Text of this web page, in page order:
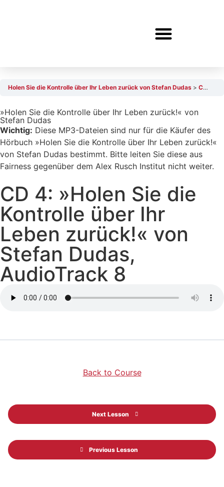
Holen Sie die Kontrolle über Ihr Leben zurück von Stefan Dudas CD 4: »Holen Sie die Kontrolle über Ihr Leben zurück!« von Stefan Dudas, AudioTrack 8
»Holen Sie die Kontrolle über Ihr Leben zurück!« von
Stefan Dudas
Wichtig: Diese MP3-Dateien sind nur für die Käufer des
Hörbuch »Holen Sie die Kontrolle über Ihr Leben zurück!«
von Stefan Dudas bestimmt. Bitte leiten Sie diese aus
Fairness gegenüber dem Alex Rusch Institut nicht weiter.
CD 4: »Holen Sie die
Kontrolle über Ihr
Leben zurück!« von
Stefan Dudas,
AudioTrack 8
Previous Lesson
Back to Course
Next Lesson